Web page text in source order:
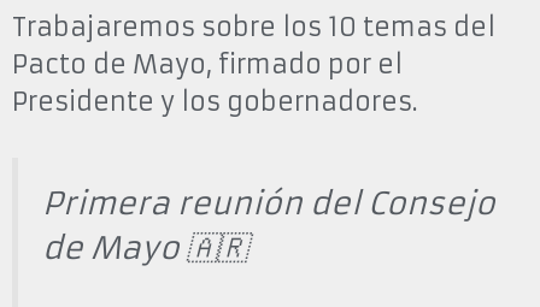
Trabajaremos sobre los 10 temas del
Pacto de Mayo, firmado por el
Presidente y los gobernadores.
Primera reunión del Consejo
de Mayo 🇦🇷